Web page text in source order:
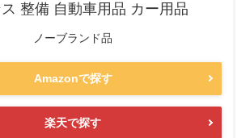
整備 自動車用品 カー用品
ノーブランド品
Amazonで探す
楽天で探す